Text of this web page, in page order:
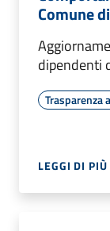
Comune
dipendenti
Trasparenza
LEGGI DI PIÙ